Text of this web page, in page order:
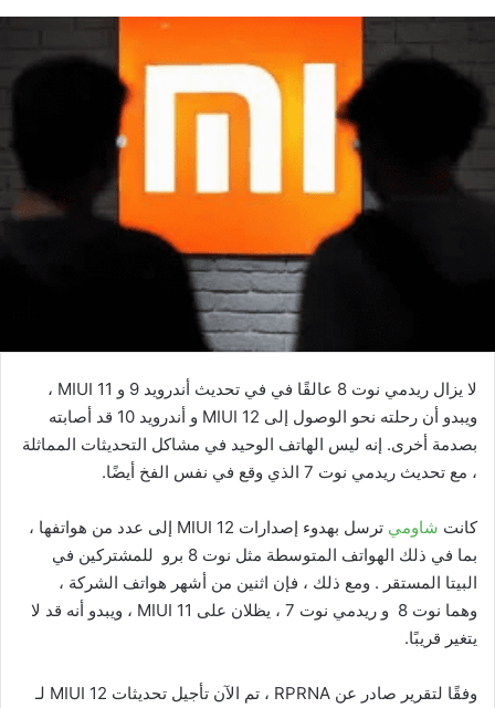
لا يزال ريدمي نوت 8 عالقًا في في تحديث أندرويد 9 و MIUI 11 ،
ويبدو أن رحلته نحو الوصول إلى MIUI 12 و أندرويد 10 قد أصابته
بصدمة أخرى. إنه ليس الهاتف الوحيد في مشاكل التحديثات المماثلة
، مع تحديث ريدمي نوت 7 الذي وقع في نفس الفخ أيضًا.
كانت شاومي
ترسل بهدوء إصدارات MIUI 12 إلى عدد من هواتفها ،
بما في ذلك الهواتف المتوسطة مثل نوت 8 برو للمشتركين في
البيتا المستقر . ومع ذلك ، فإن اثنين من أشهر هواتف الشركة ،
وهما نوت 8 و ريدمي نوت 7 ، يظلان على MIUI 11 ، ويبدو أنه قد لا
يتغير قريبًا.
وفقًا لتقرير صادر عن RPRNA ، تم الآن تأجيل تحديثات MIUI 12 لـ